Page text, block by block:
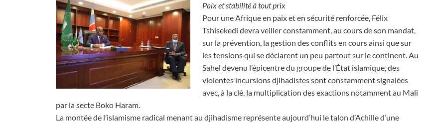
Paix et stabilité à tout prix
Pour une Afrique en paix et en sécurité renforcée, Félix
Tshisekedi devra veiller constamment, au cours de son mandat,
sur la prévention, la gestion des conflits en cours ainsi que sur
les tensions qui se déclarent un peu partout sur le continent. Au
Sahel devenu l’épicentre du groupe de l’État islamique, des
violentes incursions djihadistes sont constamment signalées
avec, à la clé, la multiplication des exactions notamment au Mali
par la secte Boko Haram.
La montée de l’islamisme radical menant au djihadisme représente aujourd’hui le talon d’Achille d’une